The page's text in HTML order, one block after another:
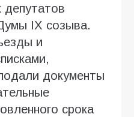
депутатов
IX созыва.
и
документы
срока